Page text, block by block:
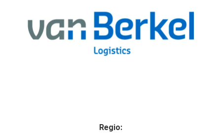
Regio: